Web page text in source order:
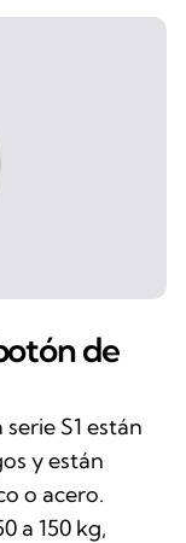
de
S1 están
y están
o acero.
a 150 kg,